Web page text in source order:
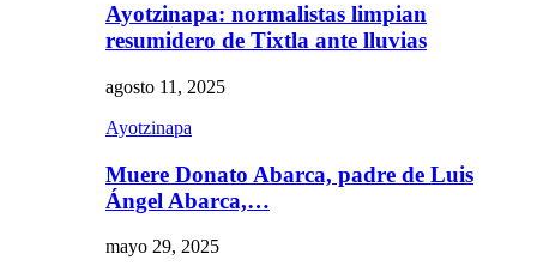
Ayotzinapa: normalistas limpian
resumidero de Tixtla ante lluvias
agosto 11, 2025
Ayotzinapa
Muere Donato Abarca, padre de Luis
Ángel Abarca,…
mayo 29, 2025